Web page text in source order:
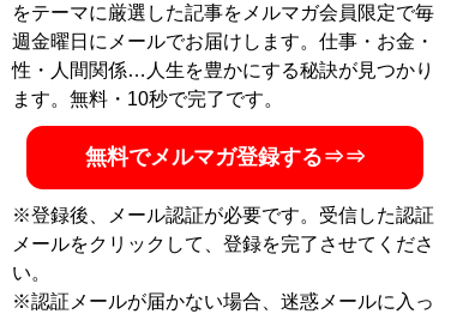
をテーマに厳選した記事をメルマガ会員限定で毎
週金曜日にメールでお届けします。仕事・お金・
性・人間関係…人生を豊かにする秘訣が見つかり
ます。無料・10秒で完了です。
無料でメルマガ登録する⇒⇒
※登録後、メール認証が必要です。受信した認証
メールをクリックして、登録を完了させてくださ
い。
※認証メールが届かない場合、迷惑メールに入っ